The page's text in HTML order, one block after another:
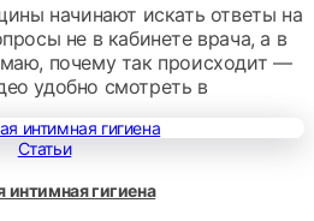
начинают искать ответы на
не в кабинете врача, а в
почему так происходит —
удобно смотреть в
Статьи
интимная гигиена